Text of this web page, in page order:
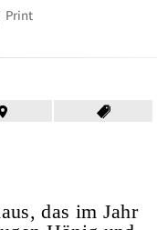
Print
das im Jahr